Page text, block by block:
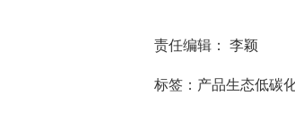
责任编辑： 李颖
标签：产品生态低碳